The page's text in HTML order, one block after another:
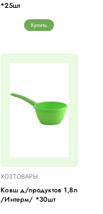
*25шт
Купить
ХОЗТОВАРЫ
Ковш д/продуктов 1,8л
/Интерм/ *30шт